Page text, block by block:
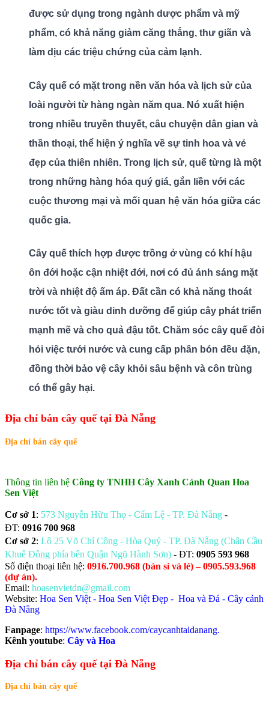
được sử dụng trong ngành dược phẩm và mỹ
phẩm, có khả năng giảm căng thẳng, thư giãn và
làm dịu các triệu chứng của cảm lạnh.
Cây quế có mặt trong nền văn hóa và lịch sử của
loài người từ hàng ngàn năm qua. Nó xuất hiện
trong nhiều truyền thuyết, câu chuyện dân gian và
thần thoại, thể hiện ý nghĩa về sự tinh hoa và vẻ
đẹp của thiên nhiên. Trong lịch sử, quế từng là một
trong những hàng hóa quý giá, gắn liền với các
cuộc thương mại và mối quan hệ văn hóa giữa các
quốc gia.
Cây quế thích hợp được trồng ở vùng có khí hậu
ôn đới hoặc cận nhiệt đới, nơi có đủ ánh sáng mặt
trời và nhiệt độ ấm áp. Đất cần có khả năng thoát
nước tốt và giàu dinh dưỡng để giúp cây phát triển
mạnh mẽ và cho quả đậu tốt. Chăm sóc cây quế đòi
hỏi việc tưới nước và cung cấp phân bón đều đặn,
đồng thời bảo vệ cây khỏi sâu bệnh và côn trùng
có thể gây hại.
Địa chỉ bán cây quế tại Đà Nẵng
Địa chỉ bán cây quế
Thông tin liên hệ Công ty TNHH Cây Xanh Cảnh Quan Hoa
Sen Việt
Cơ sở 1: 573 Nguyễn Hữu Thọ - Cẩm Lệ - TP. Đà Nẵng -
ĐT: 0916 700 968
Cơ sở 2: Lô 25 Võ Chí Công - Hòa Quý - TP. Đà Nẵng (Chân Cầu
Khuê Đông phía bên Quận Ngũ Hành Sơn) - ĐT: 0905 593 968
​Số điện thoại liên hệ: 0916.700.968 (bán sỉ và lẻ) – 0905.593.968
(dự án).
Email: hoasenvietdn@gmail.com
Website: Hoa Sen Việt - Hoa Sen Việt Đẹp - Hoa và Đá - Cây cảnh
Đà Nẵng
Fanpage: https://www.facebook.com/caycanhtaidanang.
Kênh youtube: Cây và Hoa
Địa chỉ bán cây quế tại Đà Nẵng
Địa chỉ bán cây quế